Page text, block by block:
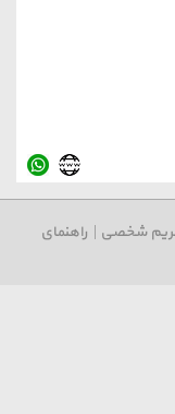
شخصی|راهنمای